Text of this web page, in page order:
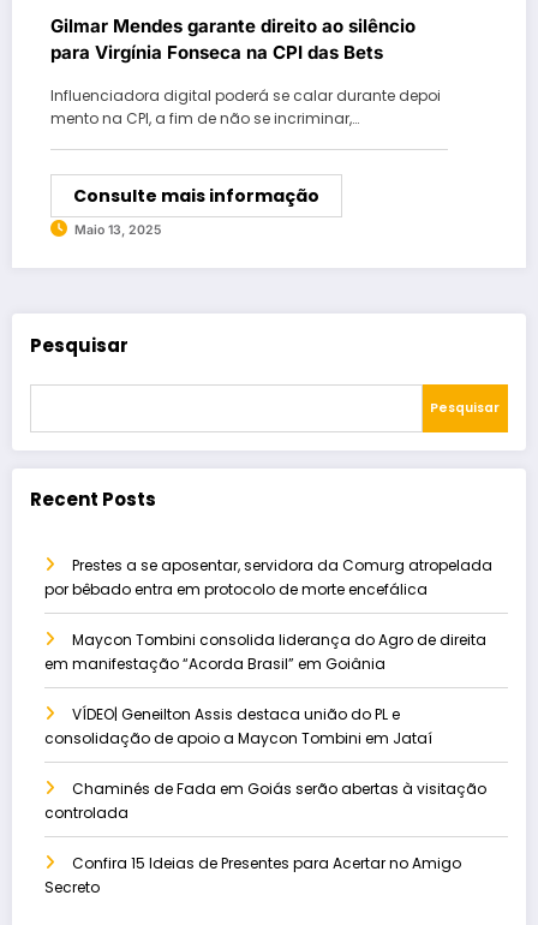
Gilmar Mendes garante direito ao silêncio
para Virgínia Fonseca na CPI das Bets
Influenciadora digital poderá se calar durante depoi
mento na CPI, a fim de não se incriminar,…
Consulte mais informação
Maio 13, 2025
Pesquisar
Pesquisar
Recent Posts
Prestes a se aposentar, servidora da Comurg atropelada
por bêbado entra em protocolo de morte encefálica
Maycon Tombini consolida liderança do Agro de direita
em manifestação “Acorda Brasil” em Goiânia
VÍDEO| Geneilton Assis destaca união do PL e
consolidação de apoio a Maycon Tombini em Jataí
Chaminés de Fada em Goiás serão abertas à visitação
controlada
Confira 15 Ideias de Presentes para Acertar no Amigo
Secreto